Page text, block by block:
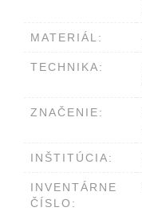
MATERIÁL:
TECHNIKA:
ZNAČENIE:
INŠTITÚCIA:
INVENTÁRNE
ČÍSLO: